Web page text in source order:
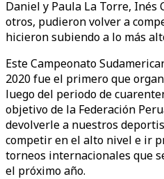
Daniel y Paula La Torre,
otros, pudieron volver a
hicieron subiendo a lo más
Este Campeonato
2020 fue el primero que
luego del periodo de
objetivo de la Federación
devolverle a nuestros
competir en el alto nivel e ir
torneos internacionales que
el próximo año.